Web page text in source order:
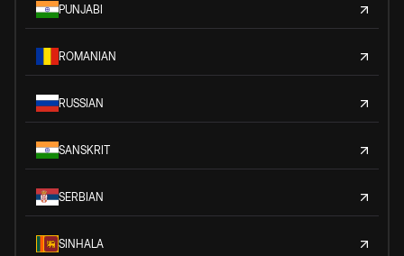
PUNJABI
ROMANIAN
RUSSIAN
SANSKRIT
SERBIAN
SINHALA